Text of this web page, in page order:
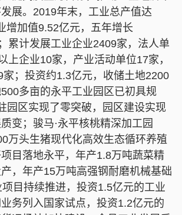
展。2019年末，工业总产值达
增加值9.52亿元，五年增长
累计发展工业企业2409家，法人单
上企业10家，产业活动单位17家，
；投资约1.3亿元，收储土地2200
多亩的永平工业园区已初具规
园区实现了零突破，园区建设实现
变；骏马·永平核桃精深加工园
万头生猪现代化高效生态循环养殖
目落地永平，年产1.8万吨蔬菜精
，年产15万吨高强钢耐磨机械基础
目持续推进，投资1.5亿元的工业
务列入国家试点，投资1.2亿元的